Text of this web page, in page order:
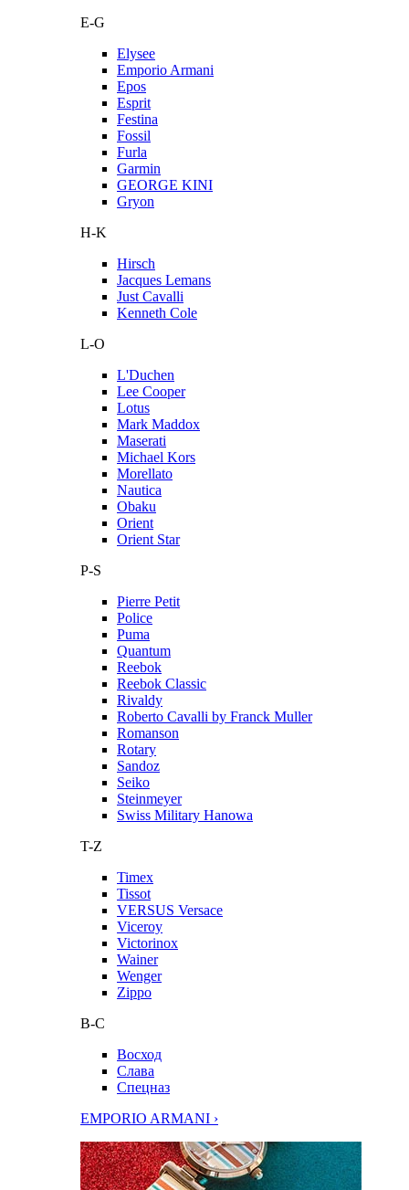
E-G
Elysee
Emporio Armani
Epos
Esprit
Festina
Fossil
Furla
Garmin
GEORGE KINI
Gryon
H-K
Hirsch
Jacques Lemans
Just Cavalli
Kenneth Cole
L-O
L'Duchen
Lee Cooper
Lotus
Mark Maddox
Maserati
Michael Kors
Morellato
Nautica
Obaku
Orient
Orient Star
P-S
Pierre Petit
Police
Puma
Quantum
Reebok
Reebok Classic
Rivaldy
Roberto Cavalli by Franck Muller
Romanson
Rotary
Sandoz
Seiko
Steinmeyer
Swiss Military Hanowa
T-Z
Timex
Tissot
VERSUS Versace
Viceroy
Victorinox
Wainer
Wenger
Zippo
В-С
Восход
Слава
Спецназ
EMPORIO ARMANI ›